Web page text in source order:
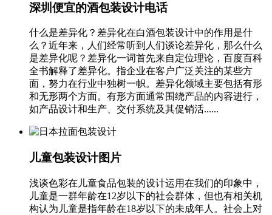
深圳便宜的酒包装设计电话
什么是差异化？差异化在白酒包装设计中的作用是什
么？近年来，人们经常听到人们谈论差异化，那么什么
是差异化呢？差异化一词首先来自定位理论，百度百科
全书解释了差异化。指企业在客户广泛关注的某些方
面，努力在行业中独树一帜。差异化领域主要包括有形
和无形两个方面。有形方面通常围绕产品的内容进行，
如产品设计和生产、交付系统及其促销活......
儿童包装设计图片
浅谈色彩在儿童食品包装的设计运用在我们的印象中，
儿童是一群年龄在12岁以下的社会群体，但也有相关机
构认为儿童是指年龄在18岁以下的未成年人。社会上对